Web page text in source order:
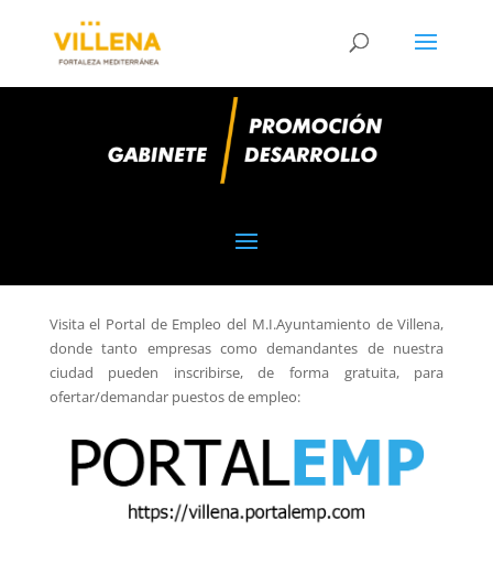
Visita el Portal de Empleo del M.I.Ayuntamiento de Villena,
donde tanto empresas como demandantes de nuestra
ciudad pueden inscribirse, de forma gratuita, para
ofertar/demandar puestos de empleo: